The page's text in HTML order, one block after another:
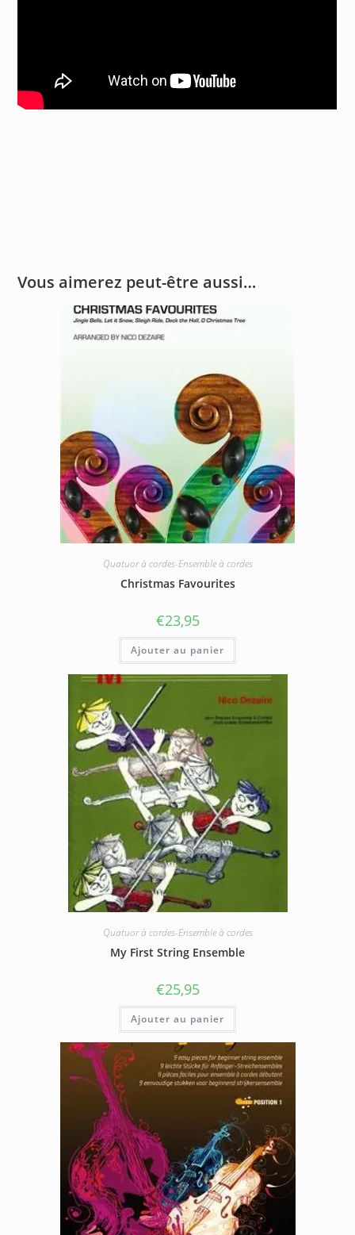
Vous aimerez peut-être aussi…
Quatuor à cordes-Ensemble à cordes
Christmas Favourites
€23,95
Ajouter au panier
Quatuor à cordes-Ensemble à cordes
My First String Ensemble
€25,95
Ajouter au panier